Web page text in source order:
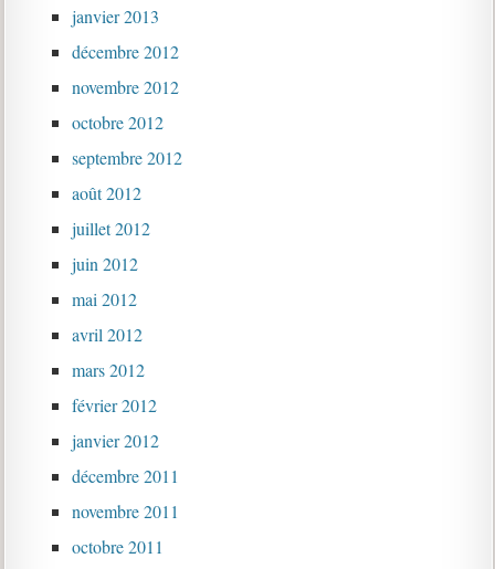
janvier 2013
décembre 2012
novembre 2012
octobre 2012
septembre 2012
août 2012
juillet 2012
juin 2012
mai 2012
avril 2012
mars 2012
février 2012
janvier 2012
décembre 2011
novembre 2011
octobre 2011